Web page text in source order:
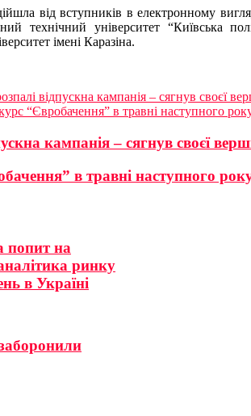
від вступників в електронному
технічний університет “Київська
імені Каразіна.
відпускна кампанія – сягнув своєї
“Євробачення” в травні наступного
кампанія – сягнув своєї
в травні наступного
попит на
ринку
в Україні